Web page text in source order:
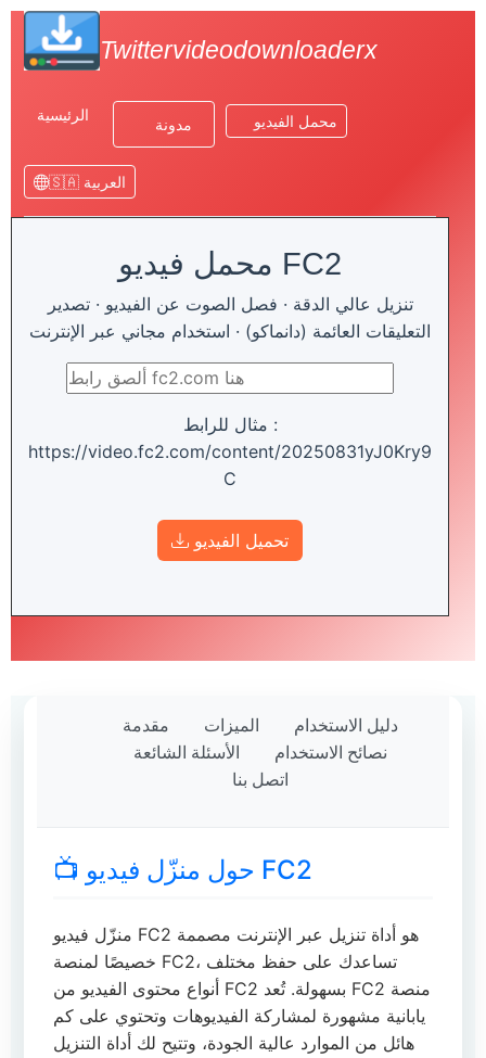
Twittervideodownloaderx
الرئيسية
مدونة محمل الفيديو
🇸🇦 العربية
محمل فيديو FC2
تنزيل عالي الدقة · فصل الصوت عن الفيديو · تصدير
التعليقات العائمة (دانماكو) · استخدام مجاني عبر الإنترنت
مثال للرابط :
https://video.fc2.com/content/20250831yJ0Kry9
C
تحميل الفيديو
مقدمة الميزات
دليل الاستخدام
الأسئلة الشائعة
نصائح الاستخدام
اتصل بنا
📺 حول منزّل فيديو FC2
منزّل فيديو FC2 هو أداة تنزيل عبر الإنترنت مصممة
خصيصًا لمنصة FC2، تساعدك على حفظ مختلف
أنواع محتوى الفيديو من FC2 بسهولة. تُعد FC2 منصة
يابانية مشهورة لمشاركة الفيديوهات وتحتوي على كم
هائل من الموارد عالية الجودة، وتتيح لك أداة التنزيل